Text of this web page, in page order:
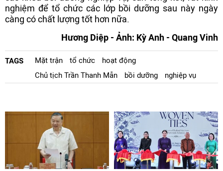
nghiệm để tổ chức các lớp bồi dưỡng sau này ngày
càng có chất lượng tốt hơn nữa.
Hương Diệp - Ảnh: Kỳ Anh - Quang Vinh
TAGS Mặt trận tổ chức
hoạt động
Chủ tịch Trần Thanh Mẫn
bồi dưỡng nghiệp vụ